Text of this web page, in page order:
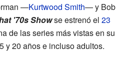
—Kurtwood Smith— y Bob
'70s Showse estrenó el 23
de las series más vistas en su
y 20 años e incluso adultos.